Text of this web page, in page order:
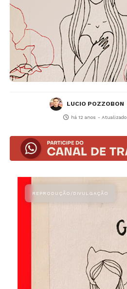
LUCIO POZZOBON
há 12 anos - Atualizado